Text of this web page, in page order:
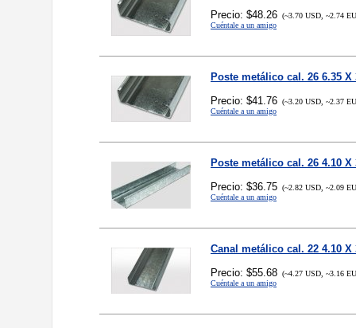
Precio: $48.26 (~3.70 USD, ~2.74
Cuéntale a un amigo
Poste metálico cal. 26 6.35 X
Precio: $41.76 (~3.20 USD, ~2.37
Cuéntale a un amigo
Poste metálico cal. 26 4.10 X
Precio: $36.75 (~2.82 USD, ~2.09
Cuéntale a un amigo
Canal metálico cal. 22 4.10 X
Precio: $55.68 (~4.27 USD, ~3.16
Cuéntale a un amigo